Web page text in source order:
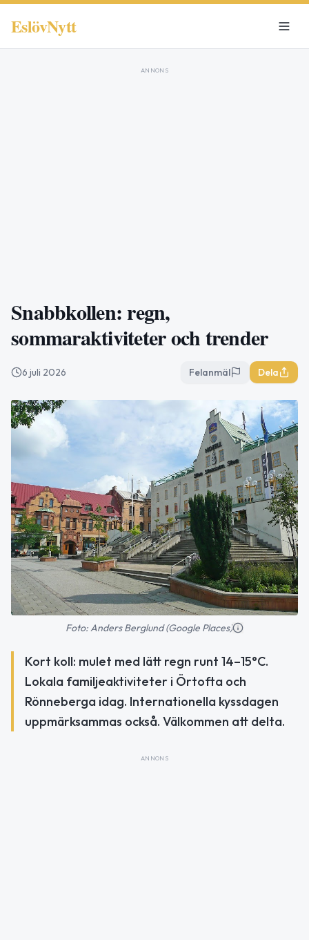
EslövNytt
ANNONS
Snabbkollen: regn,
sommaraktiviteter och trender
6 juli 2026 Felanmäl Dela
Foto: Anders Berglund (Google Places)
Kort koll: mulet med lätt regn runt 14–15°C.
Lokala familjeaktiviteter i Örtofta och
Rönneberga idag. Internationella kyssdagen
uppmärksammas också. Välkommen att delta.
ANNONS